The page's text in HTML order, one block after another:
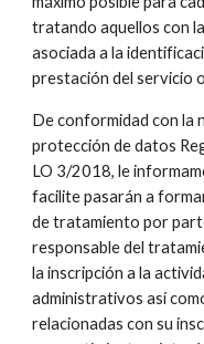
tratando aquellos con
asociada a la
prestación del servicio
De conformidad con la
protección de datos
LO 3/2018, le
facilite pasarán a
de tratamiento por
responsable del
la inscripción a la
administrativos así
relacionadas con su